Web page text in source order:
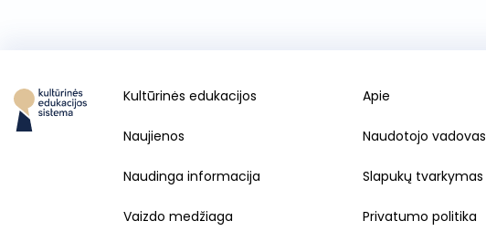
Kultūrinės edukacijos Apie
Naujienos Naudotojo vadovas
Naudinga informacija Slapukų tvarkymas
Vaizdo medžiaga Privatumo politika